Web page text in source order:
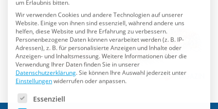
Wir verwenden Cookies und andere Technologien auf unserer
Website. Einige von ihnen sind essenziell, während andere uns
helfen, diese Website und Ihre Erfahrung zu verbessern.
Personenbezogene Daten können verarbeitet werden (z. B. IP-
Adressen), z. B. für personalisierte Anzeigen und Inhalte oder
Anzeigen- und Inhaltsmessung.Weitere Informationen über die
Verwendung Ihrer Daten finden Sie in unserer
Datenschutzerklärung. Sie können Ihre Auswahl jederzeit unter
Einstellungenwiderrufen oder anpassen.
Es folgt eine Liste der Service-Gruppen, für die eine
Externe Medien